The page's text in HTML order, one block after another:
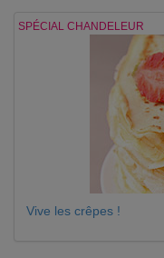
SPÉCIAL CHANDELEUR
Vive les crêpes !